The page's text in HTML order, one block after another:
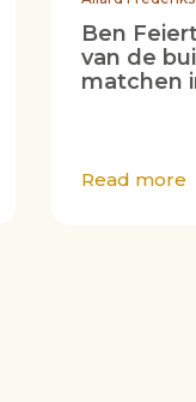
Ben
van de
matchen
Read more